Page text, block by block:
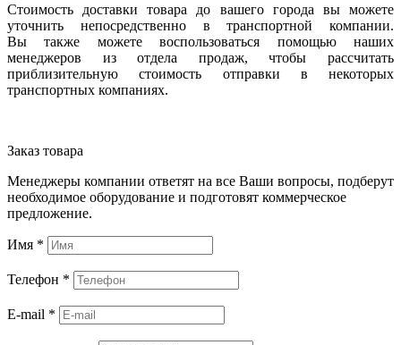
Стоимость доставки товара до вашего города вы можете
уточнить непосредственно в транспортной компании.
Вы также можете воспользоваться помощью наших
менеджеров из отдела продаж, чтобы рассчитать
приблизительную стоимость отправки в некоторых
транспортных компаниях.
Заказ товара
Менеджеры компании ответят на все Ваши вопросы, подберут
необходимое оборудование и подготовят коммерческое
предложение.
Имя *
Телефон *
E-mail *